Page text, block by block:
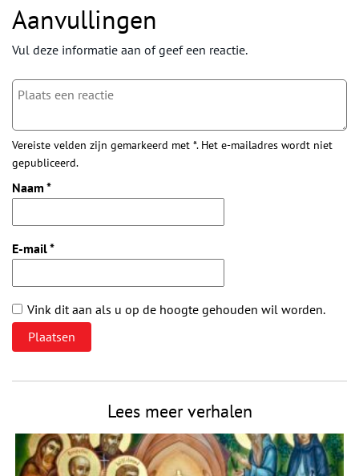
Aanvullingen
Vul deze informatie aan of geef een reactie.
Vereiste velden zijn gemarkeerd met *. Het e-mailadres wordt niet
gepubliceerd.
Naam *
E-mail*
Vink dit aan als u op de hoogte gehouden wil worden.
Lees meer verhalen